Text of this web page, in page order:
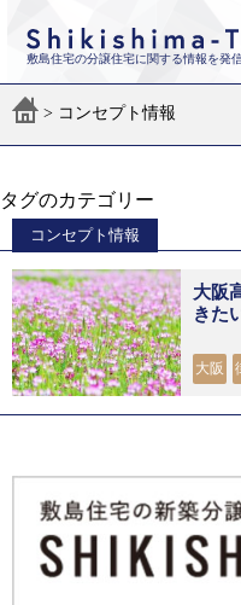
敷島住宅の分譲住宅に関する情報を発
> コンセプト情報
タグのカテゴリー
コンセプト情報
大阪
きた
大阪